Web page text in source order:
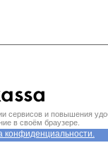
сервисов и повышения
в своём браузере.
конфиденциальности.